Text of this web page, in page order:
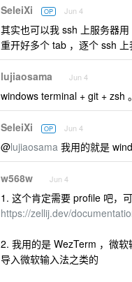
SeleiXi OP Jun 4
其实也可以我 ssh 上服务器
重开好多个 tab ，逐个 ssh
lujiaosama Jun 4
windows terminal + git + zsh
SeleiXi OP Jun 4
@lujiaosama 我用的就是
w568w Jun 4
1. 这个肯定需要 profile 吧，
https://zellij.dev/
2. 我用的是 WezTerm ，微
导入微软输入法之类的